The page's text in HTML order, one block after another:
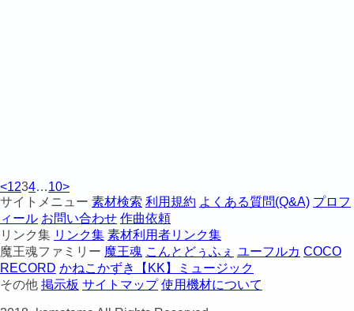
<1234…10>
サイトメニュー 素材検索 利用規約 よくある質問(Q&A) プロフ
ィール お問い合わせ 作曲依頼
リンク集 リンク集 素材利用者リンク集
魔王魂ファミリー 魔王魂 こんとどぅふぇ ユーフルカ COCO
RECORD かねこかずき【KK】ミュージック
その他 掲示板 サイトマップ 使用機材について